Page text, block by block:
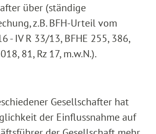
über (ständige
z.B. BFH-Urteil vom
- IV R 33/13, BFHE 255, 386,
81, Rz 17, m.w.N.).
Gesellschafter hat
der Einflussnahme auf